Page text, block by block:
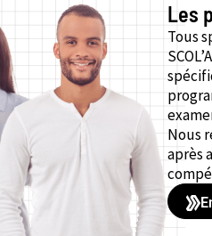
Les
Tous
Nous
après